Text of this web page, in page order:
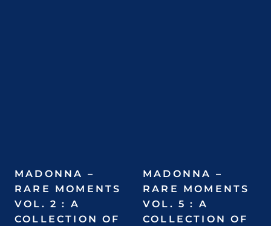
MADONNA –
RARE MOMENTS
VOL. 2 : A
COLLECTION OF
MADONNA –
RARE MOMENTS
VOL. 5 : A
COLLECTION OF